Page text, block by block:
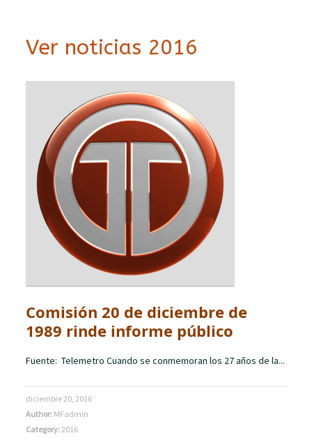
Ver noticias 2016
Comisión 20 de diciembre de
1989 rinde informe público
Fuente: Telemetro Cuando se conmemoran los 27 años de la...
diciembre 20, 2016
Author: MFadmin
Category:2016